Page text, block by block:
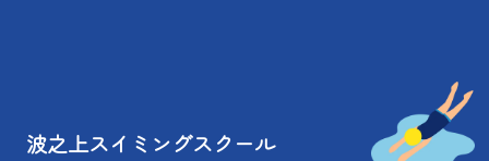
波之上スイミングスクール